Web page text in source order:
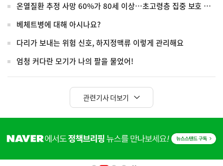
온열질환 추정 사망 60%가 80세 이상…초고령층 집중 보호 강화
베체트병에 대해 아시나요?
다리가 보내는 위험 신호, 하지정맥류 이렇게 관리해요
엄청 커다란 모기가 나의 팔을 물었어!
관련기사 더보기
단